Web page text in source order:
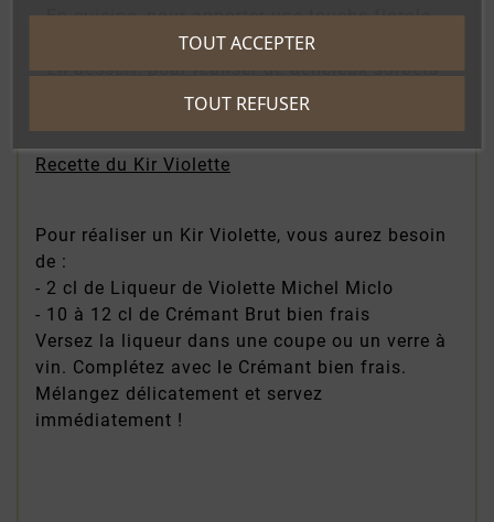
- En cuisine, pour apporter une touche florale
originale à vos créations
- En dessert, pour réaliser de délicieux sorbets
ou parfumer glaces et pâtisseries
Recette du Kir Violette
Pour réaliser un Kir Violette, vous aurez besoin
de :
- 2 cl de Liqueur de Violette Michel Miclo
- 10 à 12 cl de Crémant Brut bien frais
Versez la liqueur dans une coupe ou un verre à
vin. Complétez avec le Crémant bien frais.
Mélangez délicatement et servez
immédiatement !
TOUT REFUSER
TOUT ACCEPTER